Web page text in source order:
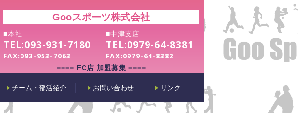
Gooスポーツ株式会社
■本社
TEL:093-931-7180
FAX:093-953-7063
■中津支店
TEL:0979-64-8381
FAX:0979-64-8382
==== FC店 加盟募集 ====
チーム・部活紹介 お問い合わせ リンク